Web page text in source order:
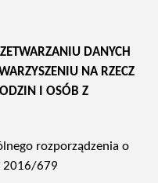
DANYCH
NA RZECZ
I OSÓB Z
rozporządzenia o
2016/679